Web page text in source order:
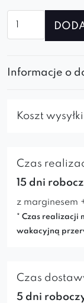
Krzesło
Black
Informacje o
Koszt
Czas
15 dni
z marginesem
* Czas realizacji
wakacyjną
Czas
5 dni